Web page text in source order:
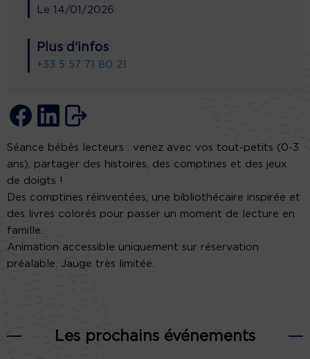
Le 14/01/2026
Plus d'infos
+33 5 57 71 80 21
Séance bébés lecteurs : venez avec vos tout-petits (0-3
ans), partager des histoires, des comptines et des jeux
de doigts !
Des comptines réinventées, une bibliothécaire inspirée et
des livres colorés pour passer un moment de lecture en
famille.
Animation accessible uniquement sur réservation
préalable. Jauge très limitée.
Les prochains événements